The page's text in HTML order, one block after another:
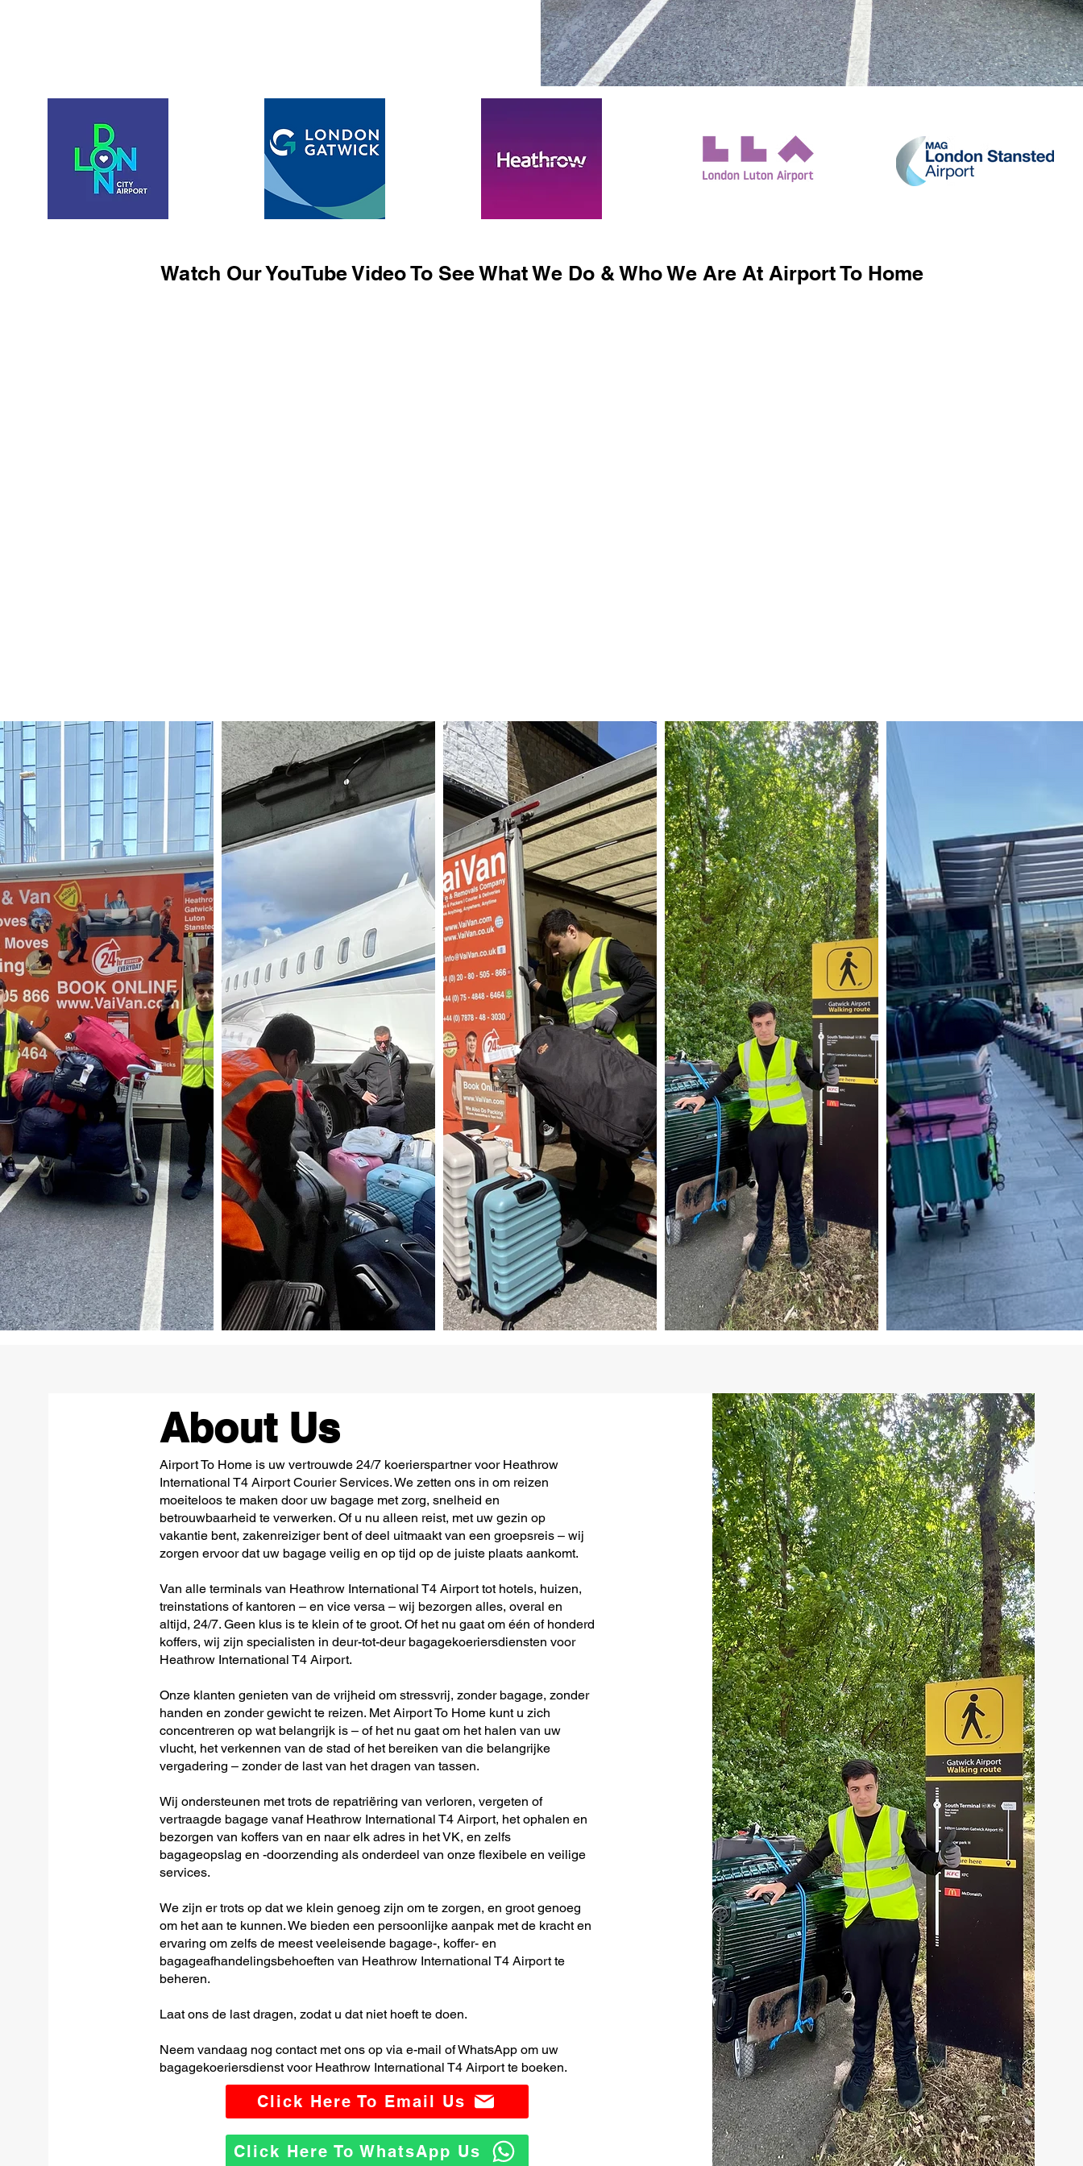
Watch Our YouTube Video To See What We Do & Who We Are At Airport To Home
About Us
Airport To Home is uw vertrouwde 24/7 koerierspartner voor Heathrow
International T4 Airport Courier Services. We zetten ons in om reizen
moeiteloos te maken door uw bagage met zorg, snelheid en
betrouwbaarheid te verwerken. Of u nu alleen reist, met uw gezin op
vakantie bent, zakenreiziger bent of deel uitmaakt van een groepsreis – wij
zorgen ervoor dat uw bagage veilig en op tijd op de juiste plaats aankomt.
Van alle terminals van Heathrow International T4 Airport tot hotels, huizen,
treinstations of kantoren – en vice versa – wij bezorgen alles, overal en
altijd, 24/7. Geen klus is te klein of te groot. Of het nu gaat om één of honderd
koffers, wij zijn specialisten in deur-tot-deur bagagekoeriersdiensten voor
Heathrow International T4 Airport.
Onze klanten genieten van de vrijheid om stressvrij, zonder bagage, zonder
handen en zonder gewicht te reizen. Met Airport To Home kunt u zich
concentreren op wat belangrijk is – of het nu gaat om het halen van uw
vlucht, het verkennen van de stad of het bereiken van die belangrijke
vergadering – zonder de last van het dragen van tassen.
Wij ondersteunen met trots de repatriëring van verloren, vergeten of
vertraagde bagage vanaf Heathrow International T4 Airport, het ophalen en
bezorgen van koffers van en naar elk adres in het VK, en zelfs
bagageopslag en -doorzending als onderdeel van onze flexibele en veilige
services.
We zijn er trots op dat we klein genoeg zijn om te zorgen, en groot genoeg
om het aan te kunnen. We bieden een persoonlijke aanpak met de kracht en
ervaring om zelfs de meest veeleisende bagage-, koffer- en
bagageafhandelingsbehoeften van Heathrow International T4 Airport te
beheren.
Laat ons de last dragen, zodat u dat niet hoeft te doen.
Neem vandaag nog contact met ons op via e-mail of WhatsApp om uw
bagagekoeriersdienst voor Heathrow International T4 Airport te boeken.
Click Here To Email Us
Click Here To WhatsApp Us